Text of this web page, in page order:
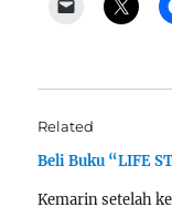
Related
Beli Buku “LIFE
Kemarin setelah